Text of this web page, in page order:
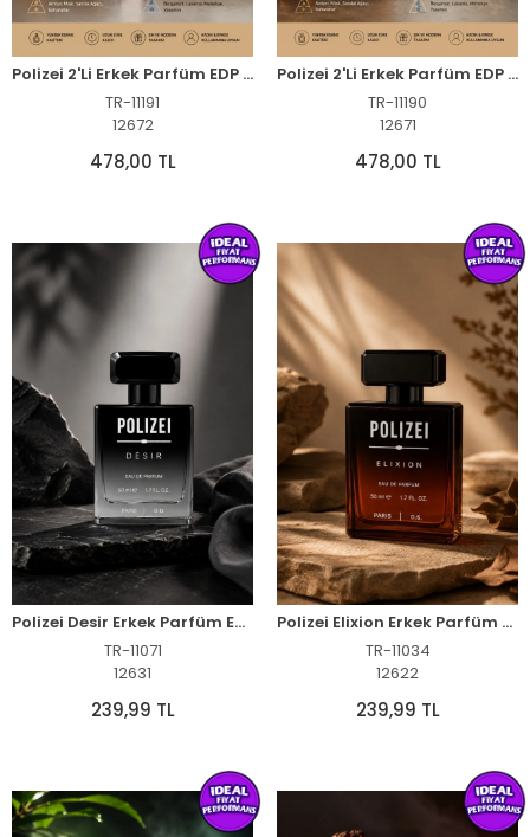
Polizei 2'Li Erkek Parfüm EDP 50 ML Kalıcı Odunsu ve Fresh koku
TR-11191
12672
478,00 TL
Polizei 2'Li Erkek Parfüm EDP 50 ML Kalıcı Odunsu ve Fresh koku
TR-11190
12671
478,00 TL
Polizei Desir Erkek Parfüm EDP 50 ML Kalıcı Odunsu Aromatik Koku
TR-11071
12631
239,99 TL
Polizei Elixion Erkek Parfüm EDP 50 ML Kalıcı Oryantal Yoğun Koku
TR-11034
12622
239,99 TL